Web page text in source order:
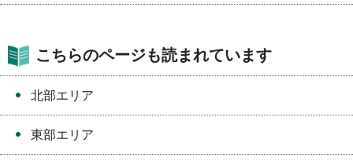
こちらのページも読まれています
北部エリア
東部エリア